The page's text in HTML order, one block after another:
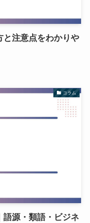
と注意点をわかりや
コラム
源・類語・ビジネ